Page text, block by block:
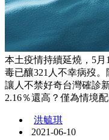
本土疫情持續延燒，5月
毒已釀321人不幸病歿
讓人不禁好奇台灣確診
2.16％還高？僅為情境
洪毓琪
2021-06-10